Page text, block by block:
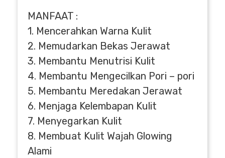
MANFAAT :
1. Mencerahkan Warna Kulit
2. Memudarkan Bekas Jerawat
3. Membantu Menutrisi Kulit
4. Membantu Mengecilkan Pori – pori
5. Membantu Meredakan Jerawat
6. Menjaga Kelembapan Kulit
7. Menyegarkan Kulit
8. Membuat Kulit Wajah Glowing
Alami